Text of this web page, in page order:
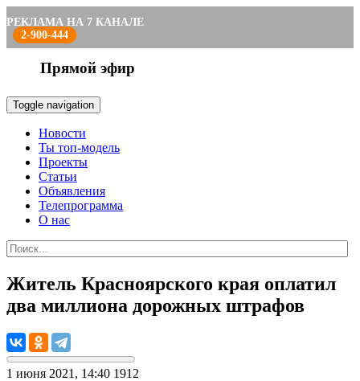
РЕКЛАМА НА 7 КАНАЛЕ
2-900-444
Прямой эфир
Toggle navigation
Новости
Ты топ-модель
Проекты
Статьи
Объявления
Телепрограмма
О нас
Житель Красноярского края оплатил
два миллиона дорожных штрафов
1 июня 2021, 14:40 1912